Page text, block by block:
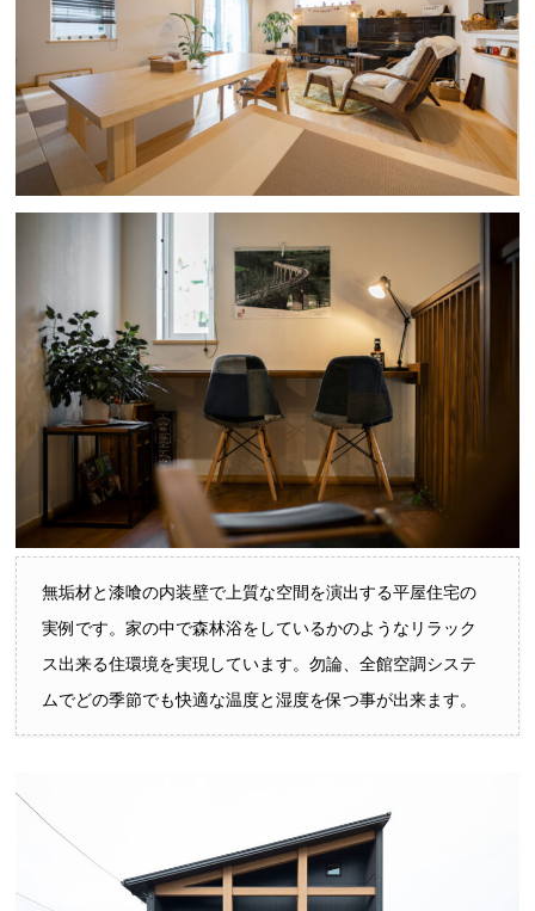
無垢材と漆喰の内装壁で上質な空間を演出する平屋住宅の
実例です。家の中で森林浴をしているかのようなリラック
ス出来る住環境を実現しています。勿論、全館空調システ
ムでどの季節でも快適な温度と湿度を保つ事が出来ます。